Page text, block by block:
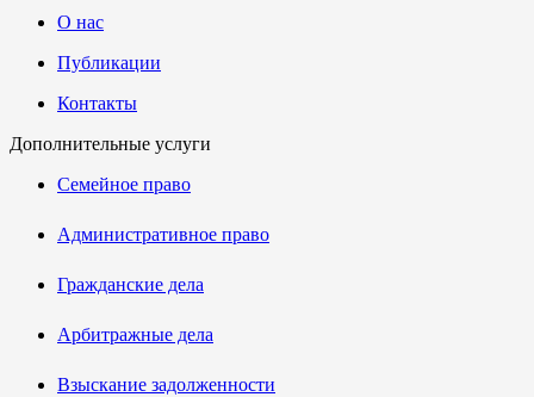
О нас
Публикации
Контакты
Дополнительные услуги
Семейное право
Административное право
Гражданские дела
Арбитражные дела
Взыскание задолженности